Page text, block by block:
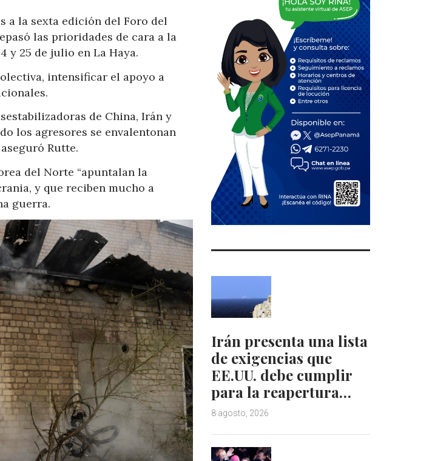
a la sexta edición del Foro del
las prioridades de cara a la
y 25 de julio en La Haya.
intensificar el apoyo a
de China, Irán y
los agresores se envalentonan
Rutte.
del Norte “apuntalan la
y que reciben mucho a
guerra.
Irán presenta una lista
de exigencias que
EE.UU. debe cumplir
para la reapertura…
8 agosto, 2026